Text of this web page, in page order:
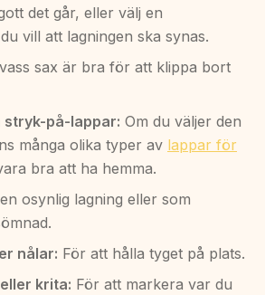
det går, eller välj en
vill att lagningen ska synas.
sax är bra för att klippa bort
stryk-på-lappar: Om du väljer den
många olika typer av lappar för
bra att ha hemma.
osynlig lagning eller som
nålar: För att hålla tyget på plats.
krita: För att markera var du